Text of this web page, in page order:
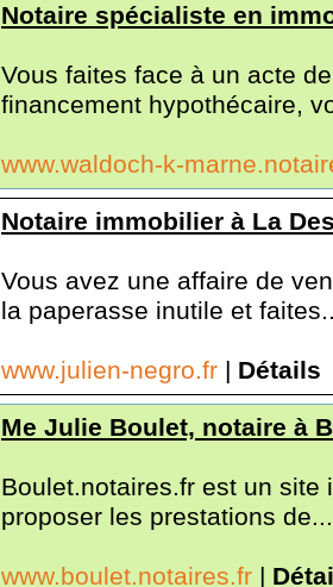
Notaire spécialiste en
Vous faites face à un acte
financement hypothécaire,
www.waldoch-k-
Notaire immobilier à La
Vous avez une affaire de
la paperasse inutile et
www.julien-negro.fr | Détails
Me Julie Boulet, notaire à
Boulet.notaires.fr est un
proposer les prestations de...
www.boulet.notaires.fr |